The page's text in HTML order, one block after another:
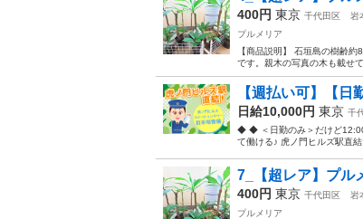
400円 東京 千代田区 岩
プルメリア
【商品説明】 石垣島の樹齢
です。親木の写真の木も載せ
【週払い可】【
日給10,000円 東京 千
◆ ◆ ＜日勤のみ＞だけど
て働ける♪ 虎ノ門ヒルズ駅直
7_【超レア】プル
400円 東京 千代田区 岩
プルメリア